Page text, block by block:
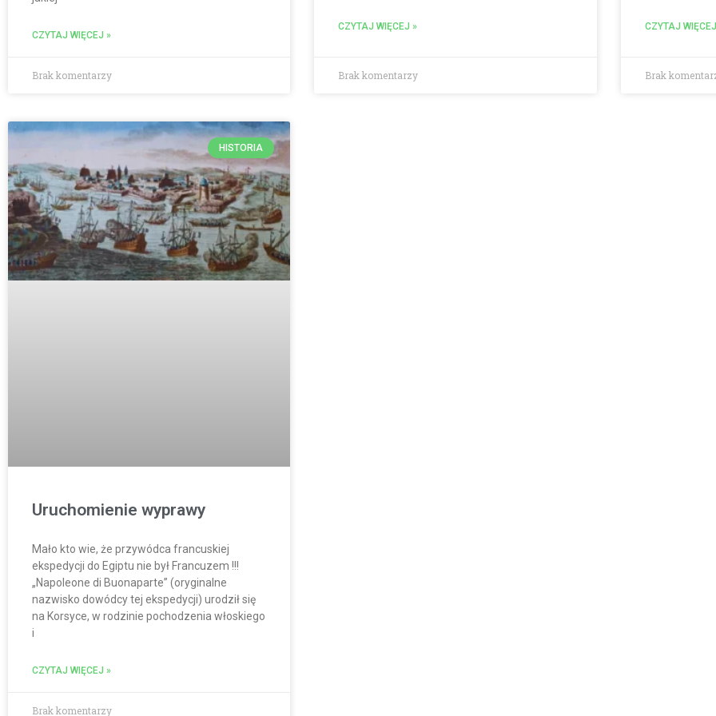
CZYTAJ WIĘCEJ »
Brak komentarzy
CZYTAJ WIĘCEJ »
Brak komentarzy
CZYTAJ
Brak
HISTORIA
Uruchomienie wyprawy
Mało kto wie, że przywódca francuskiej
ekspedycji do Egiptu nie był Francuzem !!!
„Napoleone di Buonaparte” (oryginalne
nazwisko dowódcy tej ekspedycji) urodził się
na Korsyce, w rodzinie pochodzenia włoskiego
i
CZYTAJ WIĘCEJ »
Brak komentarzy